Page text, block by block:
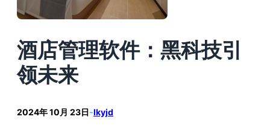
酒店管理软件：黑科技引
领未来
2024年 10月 23日-lkyjd